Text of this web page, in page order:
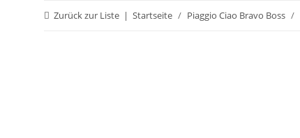
Zurück zur Liste Startseite Piaggio Ciao Bravo Boss